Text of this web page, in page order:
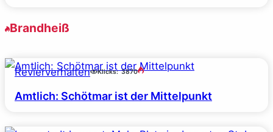
Brandheiß
Revierverhalten Klicks: 3870
Amtlich: Schötmar ist der Mittelpunkt